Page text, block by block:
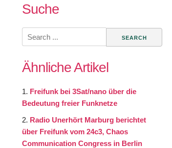
Suche
Search
for:
Ähnliche Artikel
Freifunk bei 3Sat/nano über die
Bedeutung freier Funknetze
Radio Unerhört Marburg berichtet
über Freifunk vom 24c3, Chaos
Communication Congress in Berlin